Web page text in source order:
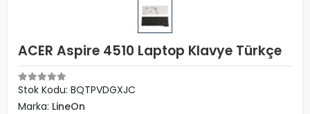
ACER Aspire 4510 Laptop Klavye Türkçe
Stok Kodu: BQTPVDGXJC
Marka: LineOn